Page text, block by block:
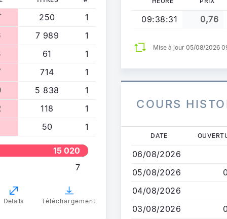
250
1
7 989
1
61
1
714
1
5 838
1
118
1
50 1
15 020
7
Details Téléchargement
09:38:31 0,76
Mise à jour 05/08/2026
COURS
contenu
principal
DATE
06/08/2026
05/08/2026
04/08/2026
03/08/2026